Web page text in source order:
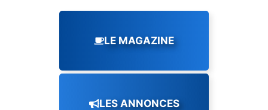
LE MAGAZINE
LES ANNONCES